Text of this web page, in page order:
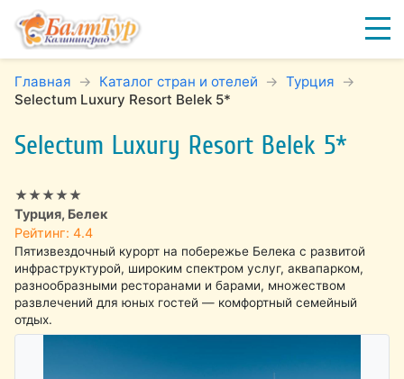
Главная Каталог стран и отелей
Турция
Selectum Luxury Resort Belek 5*
Selectum Luxury Resort Belek 5*
★★★★★
Турция, Белек
Рейтинг: 4.4
Пятизвездочный курорт на побережье Белека с развитой
инфраструктурой, широким спектром услуг, аквапарком,
разнообразными ресторанами и барами, множеством
развлечений для юных гостей — комфортный семейный
отдых.